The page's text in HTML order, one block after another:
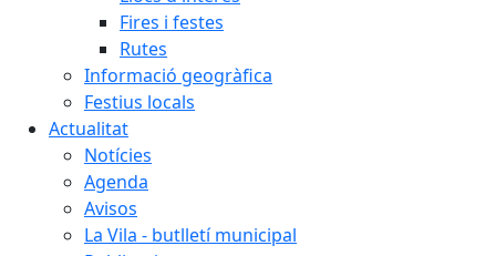
Fires i festes
Rutes
Informació geogràfica
Festius locals
Actualitat
Notícies
Agenda
Avisos
La Vila - butlletí municipal